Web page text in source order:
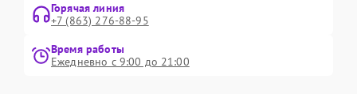
Горячая линия
+7 (863) 276-88-95
Время работы
Ежедневно с 9:00 до 21:00